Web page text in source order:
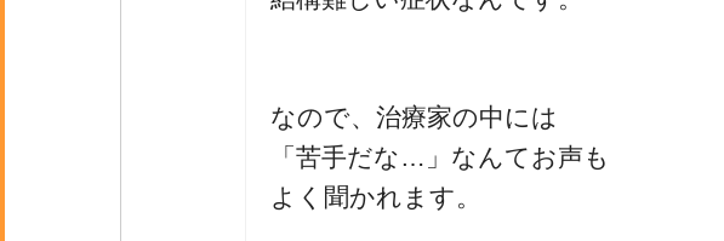
なので、治療家の中には
「苦手だな…」なんてお声も
よく聞かれます。